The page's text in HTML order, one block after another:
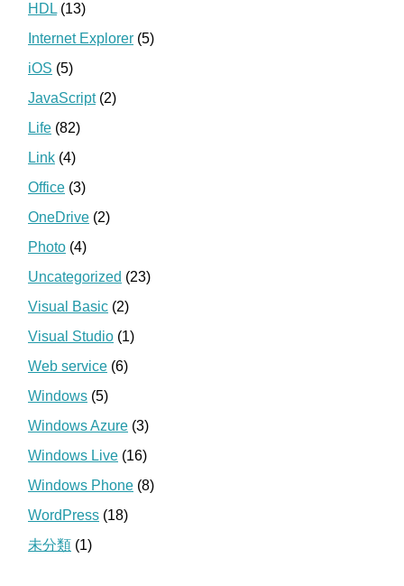
HDL (13)
Internet Explorer (5)
iOS (5)
JavaScript(2)
Life (82)
Link (4)
Office (3)
OneDrive (2)
Photo (4)
Uncategorized (23)
Visual Basic (2)
Visual Studio (1)
Web service (6)
Windows (5)
Windows Azure (3)
Windows Live (16)
Windows Phone (8)
WordPress (18)
未分類 (1)